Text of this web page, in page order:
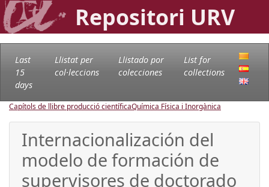
Repositori URV
Last
15
days
Llistat per
col·leccions
Llistado por
colecciones
List for
collections
Capítols de llibre producció científicaQuímica Física i Inorgànica
Internacionalización del
modelo de formación de
supervisores de doctorado